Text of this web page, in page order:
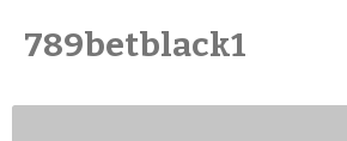
789betblack1